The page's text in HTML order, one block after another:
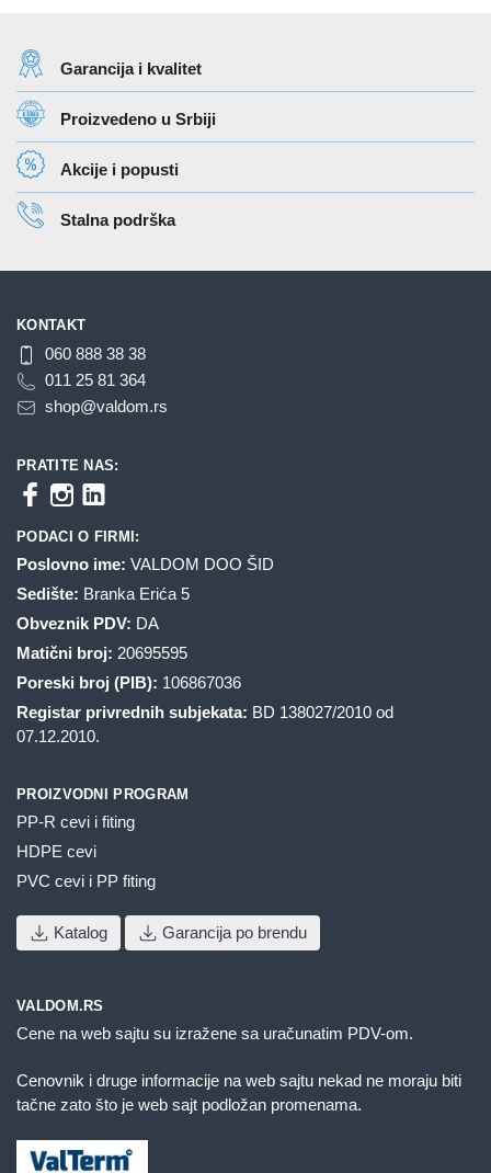
Garancija i kvalitet
Proizvedeno u Srbiji
Akcije i popusti
Stalna podrška
KONTAKT
060 888 38 38
011 25 81 364
shop@valdom.rs
PRATITE NAS:
PODACI O FIRMI:
Poslovno ime: VALDOM DOO ŠID
Sedište: Branka Erića 5
Obveznik PDV: DA
Matični broj: 20695595
Poreski broj (PIB): 106867036
Registar privrednih subjekata: BD 138027/2010 od
07.12.2010.
PROIZVODNI PROGRAM
PP-R cevi i fiting
HDPE cevi
PVC cevi i PP fiting
Katalog Garancija po brendu
VALDOM.RS
Cene na web sajtu su izražene sa uračunatim PDV-om.
Cenovnik i druge informacije na web sajtu nekad ne moraju biti
tačne zato što je web sajt podložan promenama.